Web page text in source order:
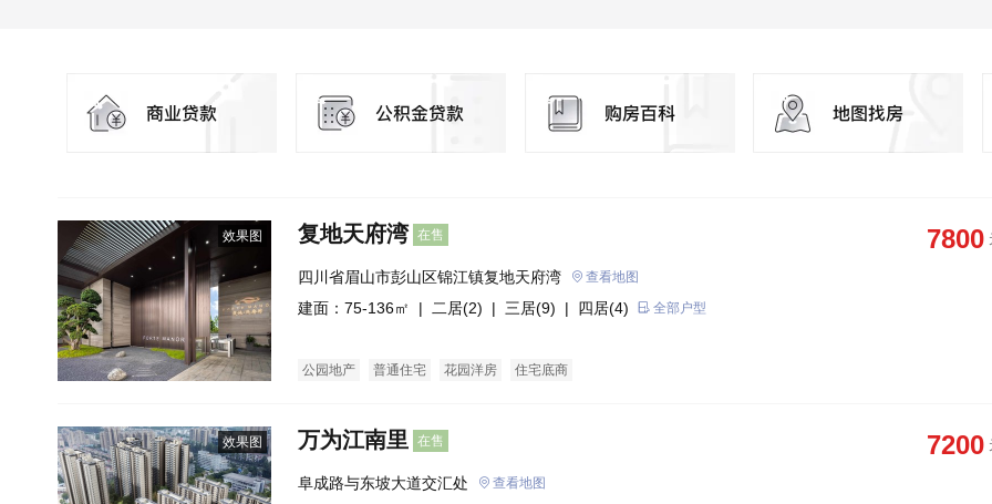
效果图 复地天府湾 在售 7800
四川省眉山市彭山区锦江镇复地天府湾 查看地图
建面：75-136㎡ | 二居(2) | 三居(9) | 四居(4) 全部户型
公园地产 普通住宅 花园洋房 住宅底商
效果图 万为江南里 在售 7200
阜成路与东坡大道交汇处 查看地图